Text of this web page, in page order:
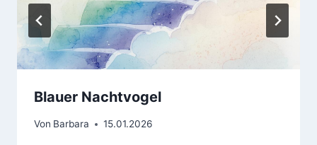
Blauer Nachtvogel
Von Barbara 15.01.2026